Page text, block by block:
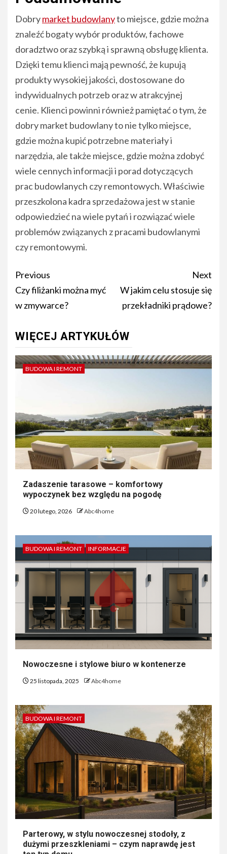
Dobrymarket budowlanyto miejsce, gdzie można
znaleźć bogaty wybór produktów, fachowe
doradztwo oraz szybką i sprawną obsługę klienta.
Dzięki temu klienci mają pewność, że kupują
produkty wysokiej jakości, dostosowane do
indywidualnych potrzeb oraz w atrakcyjnej
cenie. Klienci powinni również pamiętać o tym, że
dobry market budowlany to nie tylko miejsce,
gdzie można kupić potrzebne materiały i
narzędzia, ale także miejsce, gdzie można zdobyć
wiele cennych informacji i porad dotyczących
prac budowlanych czy remontowych. Właściwie
przeszkolona kadra sprzedażowa jest w stanie
odpowiedzieć na wiele pytań i rozwiązać wiele
problemów związanych z pracami budowlanymi
czy remontowymi.
Post
navigation
Previous
Czy filiżanki można myć
w zmywarce?
Next
W jakim celu stosuje się
przekładniki prądowe?
WIĘCEJ ARTYKUŁÓW
BUDOWA I REMONT
Zadaszenie tarasowe – komfortowy
wypoczynek bez względu na pogodę
20 lutego, 2026 Abc4home
BUDOWA I REMONT INFORMACJE
Nowoczesne i stylowe biuro w kontenerze
25 listopada, 2025 Abc4home
BUDOWA I REMONT
Parterowy, w stylu nowoczesnej stodoły, z
dużymi przeszkleniami – czym naprawdę jest